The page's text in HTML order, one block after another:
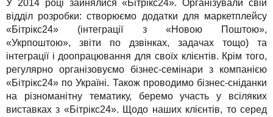
У 2014 році зайнялися «Бітрікс24». Організували свій
відділ розробки: створюємо додатки для маркетплейсу
«Бітрікс24» (інтеграції з «Новою Поштою»,
«Укрпоштою», звіти по дзвінках, задачах тощо) та
інтеграції і доопрацювання для своїх клієнтів. Крім того,
регулярно організовуємо бізнес-семінари з компанією
«Бітрікс24» по Україні. Також проводимо бізнес-сніданки
на різноманітну тематику, беремо участь у всіляких
виставках з «Бітрікс24». Щодо наших клієнтів, то серед